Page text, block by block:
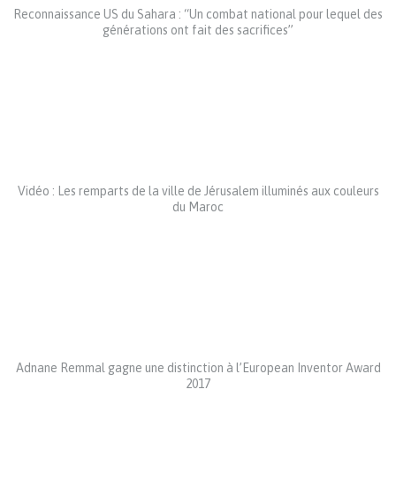
Reconnaissance US du Sahara : “Un combat national pour lequel des
générations ont fait des sacrifices”
Vidéo : Les remparts de la ville de Jérusalem illuminés aux couleurs
du Maroc
Adnane Remmal gagne une distinction à l’European Inventor Award
2017